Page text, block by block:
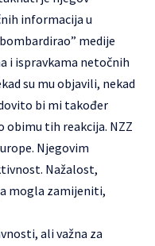
informacija u
medije
i ispravkama netočnih
su mu objavili, nekad
bi mi također
obimu tih reakcija. NZZ
Njegovim
Nažalost,
mogla zamijeniti,
ali važna za